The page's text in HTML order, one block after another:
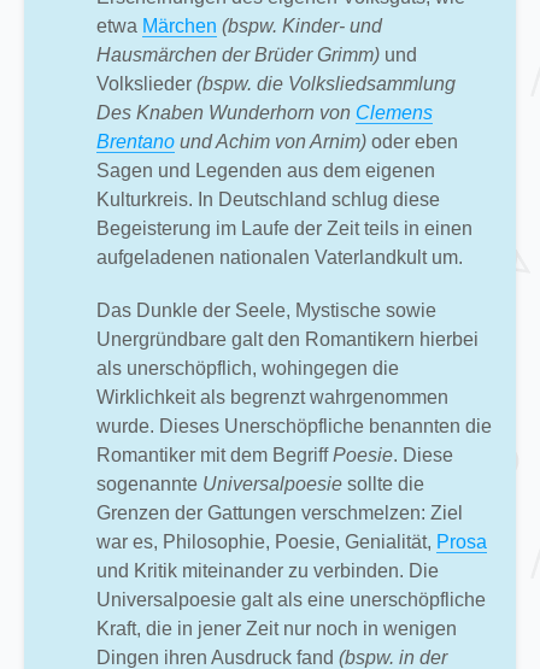
etwa Märchen (bspw. Kinder- und
Hausmärchen der Brüder Grimm) und
Volkslieder (bspw. die Volksliedsammlung
Des Knaben Wunderhorn von Clemens
Brentano und Achim von Arnim) oder eben
Sagen und Legenden aus dem eigenen
Kulturkreis. In Deutschland schlug diese
Begeisterung im Laufe der Zeit teils in einen
aufgeladenen nationalen Vaterlandkult um.
Das Dunkle der Seele, Mystische sowie
Unergründbare galt den Romantikern hierbei
als unerschöpflich, wohingegen die
Wirklichkeit als begrenzt wahrgenommen
wurde. Dieses Unerschöpfliche benannten die
Romantiker mit dem BegriffPoesie. Diese
sogenannte Universalpoesie sollte die
Grenzen der Gattungen verschmelzen: Ziel
war es, Philosophie, Poesie, Genialität, Prosa
und Kritik miteinander zu verbinden. Die
Universalpoesie galt als eine unerschöpfliche
Kraft, die in jener Zeit nur noch in wenigen
Dingen ihren Ausdruck fand (bspw. in der